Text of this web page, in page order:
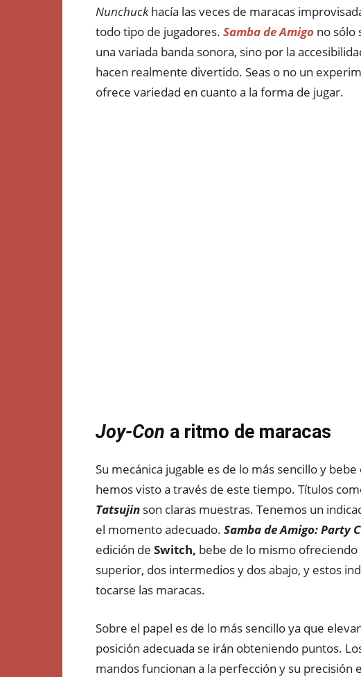
Nunchuckhacía las veces de maracas
todo tipo de jugadores. Samba de Amigo no sólo
una variada banda sonora, sino por la
hacen realmente divertido. Seas o no un
ofrece variedad en cuanto a la forma de jugar.
Joy-Con a ritmo de maracas
Su mecánica jugable es de lo más sencillo y
hemos visto a través de este tiempo. Títulos
Tatsujin son claras muestras. Tenemos un
el momento adecuado. Samba de Amigo: Party
edición de Switch, bebe de lo mismo ofreciendo
superior, dos intermedios y dos abajo, y estos
tocarse las maracas.
Sobre el papel es de lo más sencillo ya que
posición adecuada se irán obteniendo puntos.
mandos funcionan a la perfección y su precisión